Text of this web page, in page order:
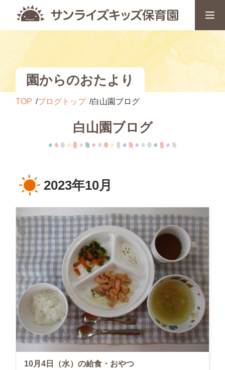
園からのおたより
TOP ブログトップ 白山園ブログ
白山園ブログ
2023年10月
10月4日（水）の給食・おやつ